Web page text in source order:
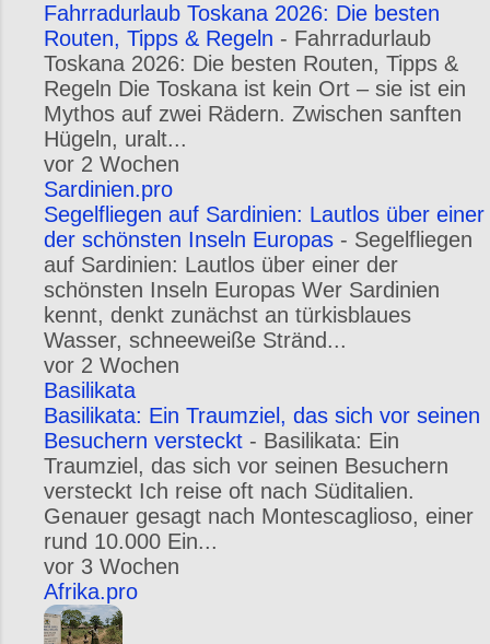
Fahrradurlaub Toskana 2026: Die besten
Routen, Tipps & Regeln - Fahrradurlaub
Toskana 2026: Die besten Routen, Tipps &
Regeln Die Toskana ist kein Ort – sie ist ein
Mythos auf zwei Rädern. Zwischen sanften
Hügeln, uralt...
vor 2 Wochen
Sardinien.pro
Segelfliegen auf Sardinien: Lautlos über einer
der schönsten Inseln Europas - Segelfliegen
auf Sardinien: Lautlos über einer der
schönsten Inseln Europas Wer Sardinien
kennt, denkt zunächst an türkisblaues
Wasser, schneeweiße Stränd...
vor 2 Wochen
Basilikata
Basilikata: Ein Traumziel, das sich vor seinen
Besuchern versteckt - Basilikata: Ein
Traumziel, das sich vor seinen Besuchern
versteckt Ich reise oft nach Süditalien.
Genauer gesagt nach Montescaglioso, einer
rund 10.000 Ein...
vor 3 Wochen
Afrika.pro